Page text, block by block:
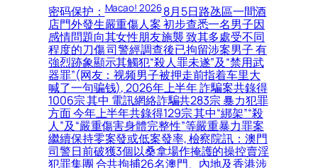
密码保护：Macao! 20268月5日路氹區一間酒
店門外發生嚴重傷人案 初步查悉一名男子因
感情問題向其女性朋友施襲 致其多處受不同
程度的刀傷 司警經調查後已拘留涉案男子 有
強烈跡象顯示其觸犯“殺人罪未遂”及“禁用武
器罪”(网友：视频男子被押走前指着车里大
喊了一句骗钱), 2026年上半年 詐騙案共錄得
1006宗 其中 電訊網絡詐騙共283宗 暴力犯罪
方面 今年上半年共錄得129宗 其中“綁架”“殺
人”及“嚴重傷害身體完整性”等嚴重暴力罪案
繼續保持零案發或低案發率, 檢察院訊：澳門
司警日前破獲3個以桑拿場作掩護的操控賣淫
犯罪集團 合共拘捕26名澳門、內地及香港涉